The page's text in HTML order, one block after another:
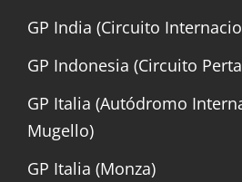
GP India (Circuito
GP Indonesia (Circuito
GP Italia (Autódromo
Mugello)
GP Italia (Monza)